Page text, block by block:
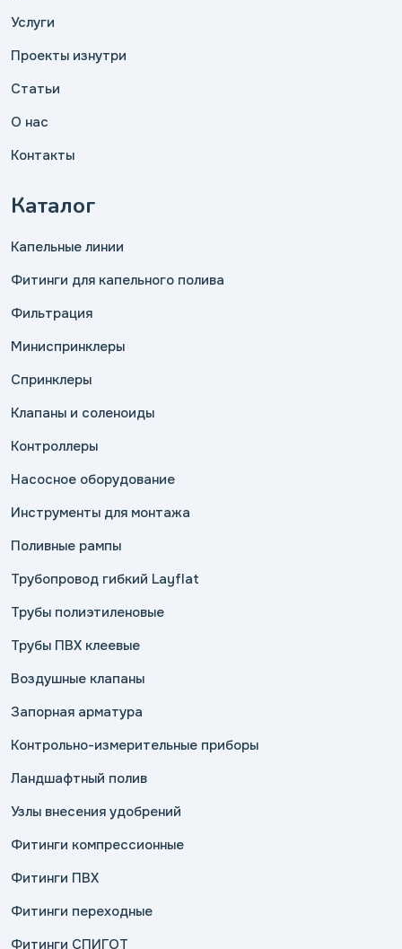
Услуги
Проекты изнутри
Статьи
О нас
Контакты
Каталог
Капельные линии
Фитинги для капельного полива
Фильтрация
Миниспринклеры
Спринклеры
Клапаны и соленоиды
Контроллеры
Насосное оборудование
Инструменты для монтажа
Поливные рампы
Трубопровод гибкий Layflat
Трубы полиэтиленовые
Трубы ПВХ клеевые
Воздушные клапаны
Запорная арматура
Контрольно-измерительные приборы
Ландшафтный полив
Узлы внесения удобрений
Фитинги компрессионные
Фитинги ПВХ
Фитинги переходные
Фитинги СПИГОТ